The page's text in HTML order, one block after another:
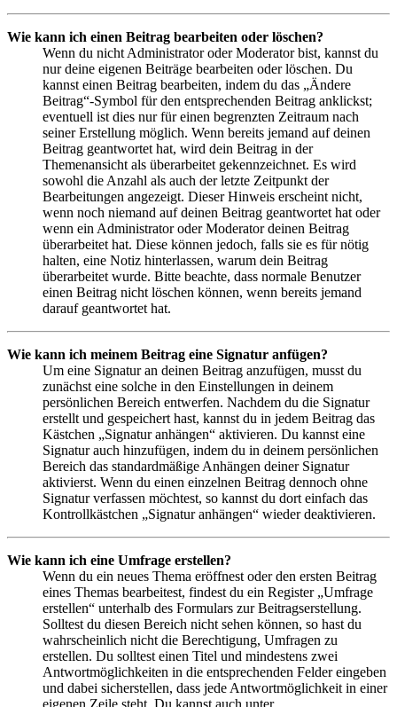
Wie kann ich einen Beitrag bearbeiten oder löschen?
Wenn du nicht Administrator oder Moderator bist, kannst du
nur deine eigenen Beiträge bearbeiten oder löschen. Du
kannst einen Beitrag bearbeiten, indem du das „Ändere
Beitrag“-Symbol für den entsprechenden Beitrag anklickst;
eventuell ist dies nur für einen begrenzten Zeitraum nach
seiner Erstellung möglich. Wenn bereits jemand auf deinen
Beitrag geantwortet hat, wird dein Beitrag in der
Themenansicht als überarbeitet gekennzeichnet. Es wird
sowohl die Anzahl als auch der letzte Zeitpunkt der
Bearbeitungen angezeigt. Dieser Hinweis erscheint nicht,
wenn noch niemand auf deinen Beitrag geantwortet hat oder
wenn ein Administrator oder Moderator deinen Beitrag
überarbeitet hat. Diese können jedoch, falls sie es für nötig
halten, eine Notiz hinterlassen, warum dein Beitrag
überarbeitet wurde. Bitte beachte, dass normale Benutzer
einen Beitrag nicht löschen können, wenn bereits jemand
darauf geantwortet hat.
Wie kann ich meinem Beitrag eine Signatur anfügen?
Um eine Signatur an deinen Beitrag anzufügen, musst du
zunächst eine solche in den Einstellungen in deinem
persönlichen Bereich entwerfen. Nachdem du die Signatur
erstellt und gespeichert hast, kannst du in jedem Beitrag das
Kästchen „Signatur anhängen“ aktivieren. Du kannst eine
Signatur auch hinzufügen, indem du in deinem persönlichen
Bereich das standardmäßige Anhängen deiner Signatur
aktivierst. Wenn du einen einzelnen Beitrag dennoch ohne
Signatur verfassen möchtest, so kannst du dort einfach das
Kontrollkästchen „Signatur anhängen“ wieder deaktivieren.
Wie kann ich eine Umfrage erstellen?
Wenn du ein neues Thema eröffnest oder den ersten Beitrag
eines Themas bearbeitest, findest du ein Register „Umfrage
erstellen“ unterhalb des Formulars zur Beitragserstellung.
Solltest du diesen Bereich nicht sehen können, so hast du
wahrscheinlich nicht die Berechtigung, Umfragen zu
erstellen. Du solltest einen Titel und mindestens zwei
Antwortmöglichkeiten in die entsprechenden Felder eingeben
und dabei sicherstellen, dass jede Antwortmöglichkeit in einer